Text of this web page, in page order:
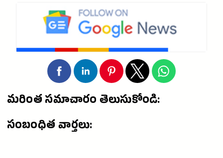
మరింత సమాచారం తెలుసుకోండి:
సంబంధిత వార్తలు: